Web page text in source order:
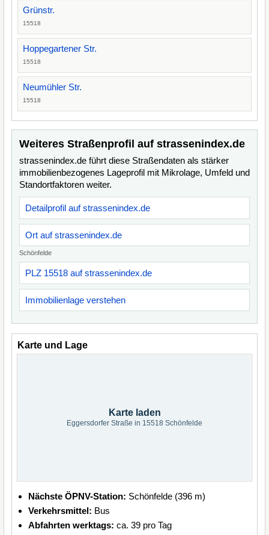
Grünstr.
15518
Hoppegartener Str.
15518
Neumühler Str.
15518
Weiteres Straßenprofil auf strassenindex.de
strassenindex.de führt diese Straßendaten als stärker
immobilienbezogenes Lageprofil mit Mikrolage, Umfeld und
Standortfaktoren weiter.
Detailprofil auf strassenindex.de
Ort auf strassenindex.de
Schönfelde
PLZ 15518 auf strassenindex.de
Immobilienlage verstehen
Karte und Lage
Karte laden
Eggersdorfer Straße in 15518 Schönfelde
Nächste ÖPNV-Station: Schönfelde (396 m)
Verkehrsmittel: Bus
Abfahrten werktags: ca. 39 pro Tag